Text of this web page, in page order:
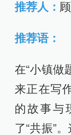
推荐人：
推荐语：
在“小镇做
来正在写
的故事与
了“共振”